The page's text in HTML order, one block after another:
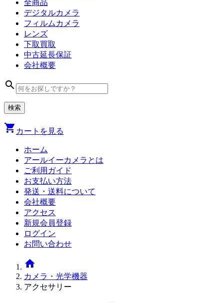
全商品
デジタルカメラ
フィルム カメラ
レンズ
下取買取
中古延長保証
会社概要
search
shopping_cart カートを見る
ホーム
アールイーカメラとは
ご利用ガイド
お支払い方法
発送・送料について
会社概要
アクセス
新規会員登録
ログイン
お問い合わせ
home
カメラ・光学機器
アクセサリー